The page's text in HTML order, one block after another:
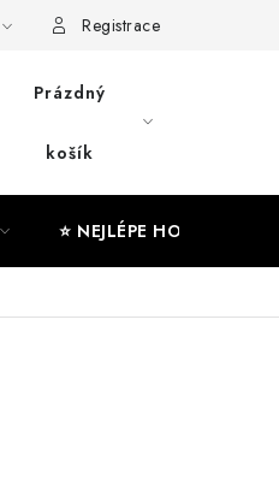
Registrace
Prázdný
košík
⭐ NEJLÉPE HODNOCENÉ